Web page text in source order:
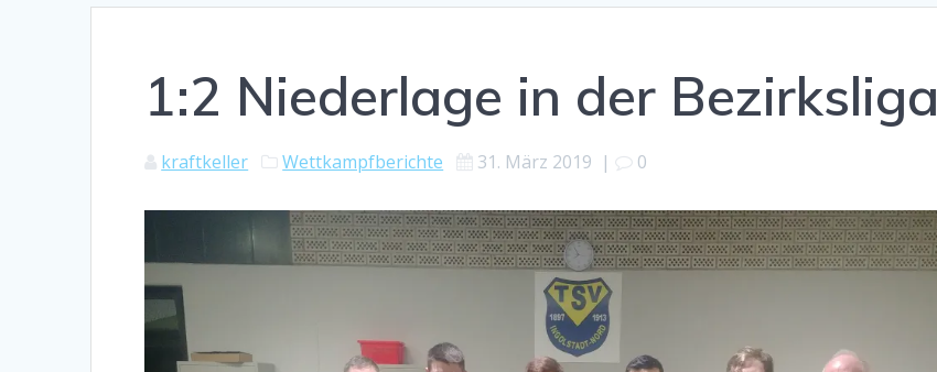
1:2 Niederlage in der Bezirksliga
kraftkeller Wettkampfberichte 31. März 2019 | 0